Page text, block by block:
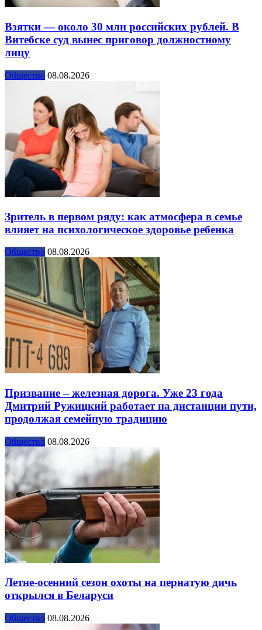
Взятки — около 30 млн российских рублей. В
Витебске суд вынес приговор должностному
лицу
Общество 08.08.2026
Зритель в первом ряду: как атмосфера в семье
влияет на психологическое здоровье ребенка
Общество 08.08.2026
Призвание – железная дорога. Уже 23 года
Дмитрий Ружицкий работает на дистанции пути,
продолжая семейную традицию
Общество 08.08.2026
Летне-осенний сезон охоты на пернатую дичь
открылся в Беларуси
Общество 08.08.2026